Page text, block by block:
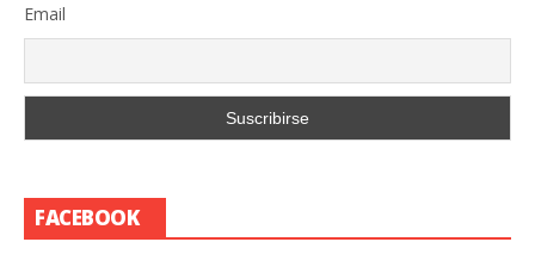
Email
FACEBOOK